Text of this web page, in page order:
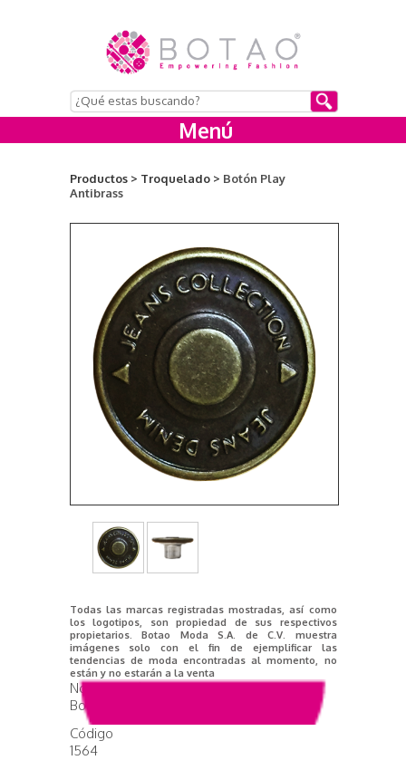
Menú
Productos > Troquelado > Botón Play
Antibrass
Todas las marcas registradas mostradas, así como
los logotipos, son propiedad de sus respectivos
propietarios. Botao Moda S.A. de C.V. muestra
imágenes solo con el fin de ejemplificar las
tendencias de moda encontradas al momento, no
están y no estarán a la venta
Nombre del producto
Botón Play Antibrass
Código
1564